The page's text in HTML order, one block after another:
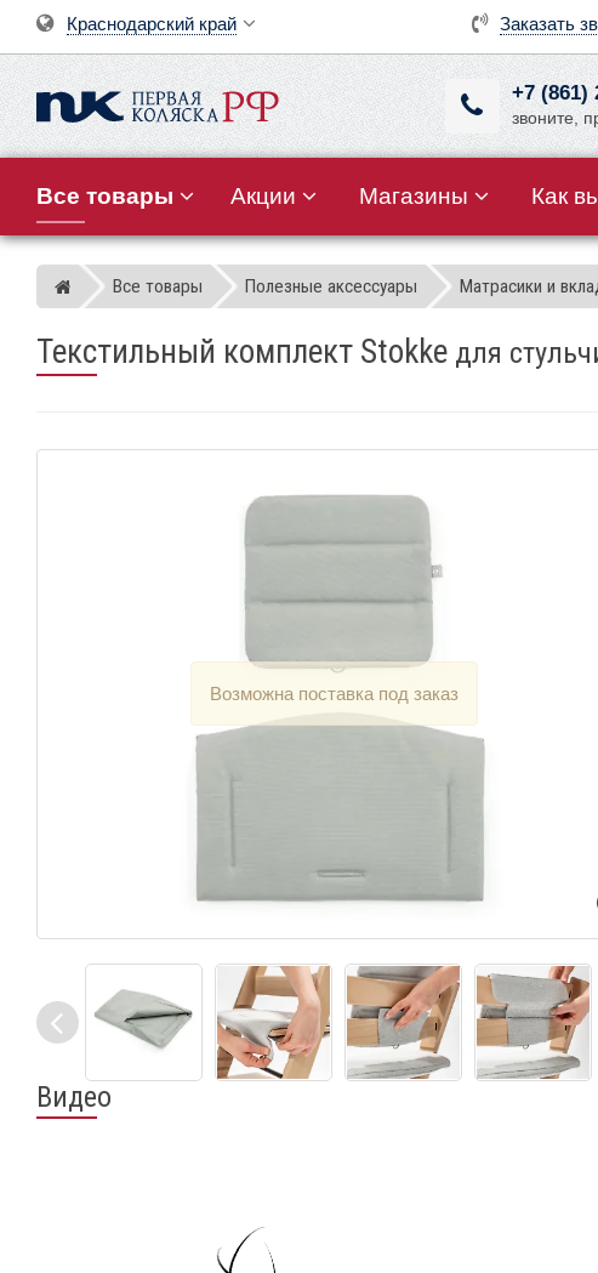
Заказать
Краснодарский край
+7 (861)
звоните,
Все товары Акции Магазины Как
Магазин детских колясок
Все товары Полезные аксессуары Матрасики и
Текстильный комплект Stokke для
Видео